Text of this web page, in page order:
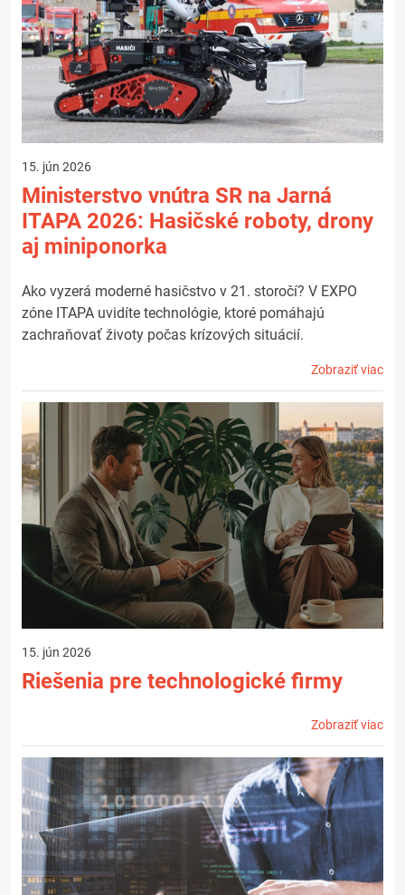
15. jún 2026
Ministerstvo vnútra SR na Jarná
ITAPA 2026: Hasičské roboty, drony
aj miniponorka
Ako vyzerá moderné hasičstvo v 21. storočí? V EXPO
zóne ITAPA uvidíte technológie, ktoré pomáhajú
zachraňovať životy počas krízových situácií.
Zobraziť viac
15. jún 2026
Riešenia pre technologické firmy
Zobraziť viac